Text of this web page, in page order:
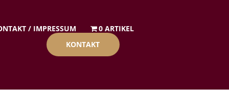
/ IMPRES­SUM 0 ARTIKEL
KON­TAKT